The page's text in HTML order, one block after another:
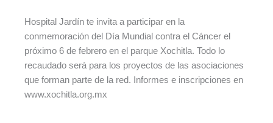
Hospital Jardín te invita a participar en la
conmemoración del Día Mundial contra el Cáncer el
próximo 6 de febrero en el parque Xochitla. Todo lo
recaudado será para los proyectos de las asociaciones
que forman parte de la red. Informes e inscripciones en
www.xochitla.org.mx